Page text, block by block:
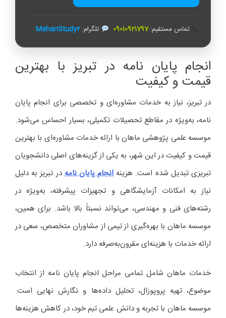
تماس مستقیم: 09010921797 تلگرام: MahanStudy2
انجام پایان‌ نامه در تبریز با بهترین
قیمت و کیفیت
در تبریز، نیاز به خدمات مشاوره‌ای و تخصصی برای انجام پایان‌
نامه، به‌ویژه در مقاطع تحصیلات تکمیلی، بسیار احساس می‌شود.
موسسه علمی پژوهشی ماهان با ارائه خدمات مشاوره‌ای با بهترین
قیمت و کیفیت در این شهر، به یکی از گزینه‌های اصلی دانشجویان
تبریزی تبدیل شده است. هزینه انجام پایان‌ نامهدر تبریز به دلیل
نیاز به امکانات آزمایشگاهی و تجهیزات پیشرفته، به‌ویژه در
رشته‌های فنی و مهندسی، می‌تواند نسبتاً بالا باشد. برای همین،
موسسه ماهان با بهره‌گیری از تیمی از مشاوران متخصص، سعی در
ارائه خدمات با هزینه‌ای مقرون‌به‌صرفه دارد.
خدمات ماهان شامل تمامی مراحل انجام پایان‌ نامه از انتخاب
موضوع، تهیه پروپوزال، تحلیل داده‌ها و نگارش نهایی است.
موسسه ماهان با تجربه و دانش علمی تیم خود، در کاهش هزینه‌ها